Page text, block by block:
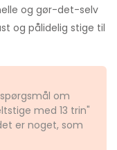
og gør-det-selv
og pålidelig stige til
om
med 13 trin"
er noget, som